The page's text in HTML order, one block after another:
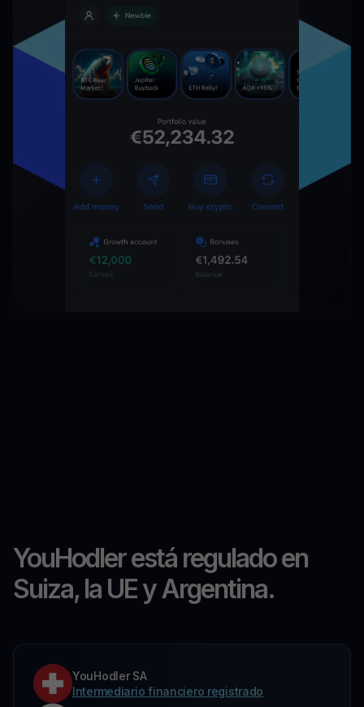
YouHodler está regulado en
Suiza, la UE y Argentina.
YouHodler SA
Intermediario financiero registrado